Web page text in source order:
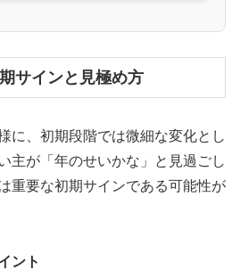
サインと見極め方
に、初期段階では微細な変化とし
主が「年のせいかな」と見過ごし
重要な初期サインである可能性が
ント